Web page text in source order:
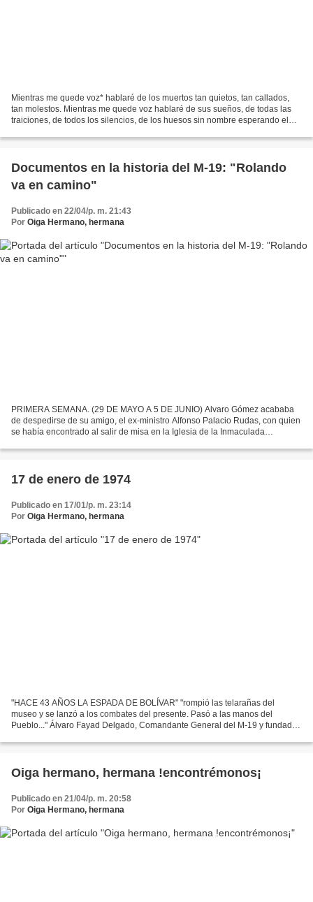
Mientras me quede voz* hablaré de los muertos tan quietos, tan callados,
tan molestos. Mientras me quede voz hablaré de sus sueños, de todas las
traiciones, de todos los silencios, de los huesos sin nombre esperando el
Documentos en la historia del M-19: "Rolando
va en camino"
Publicado en 22/04/p. m. 21:43
Por Oiga Hermano, hermana
PRIMERA SEMANA. (29 DE MAYO A 5 DE JUNIO) Alvaro Gómez acababa
de despedirse de su amigo, el ex-ministro Alfonso Palacio Rudas, con quien
se había encontrado al salir de misa en la Iglesia de la Inmaculada
17 de enero de 1974
Publicado en 17/01/p. m. 23:14
Por Oiga Hermano, hermana
"HACE 43 AÑOS LA ESPADA DE BOLÍVAR" "rompió las telarañas del
museo y se lanzó a los combates del presente. Pasó a las manos del
Pueblo..." Álvaro Fayad Delgado, Comandante General del M-19 y fundador
Oiga hermano, hermana !encontrémonos¡
Publicado en 21/04/p. m. 20:58
Por Oiga Hermano, hermana